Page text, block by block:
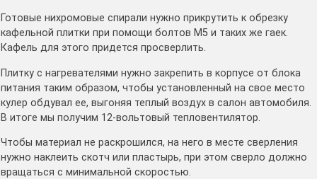
Готовые нихромовые спирали нужно прикрутить к обрезку
кафельной плитки при помощи болтов М5 и таких же гаек.
Кафель для этого придется просверлить.
Плитку с нагревателями нужно закрепить в корпусе от блока
питания таким образом, чтобы установленный на свое место
кулер обдувал ее, выгоняя теплый воздух в салон автомобиля.
В итоге мы получим 12-вольтовый тепловентилятор.
Чтобы материал не раскрошился, на него в месте сверления
нужно наклеить скотч или пластырь, при этом сверло должно
вращаться с минимальной скоростью.